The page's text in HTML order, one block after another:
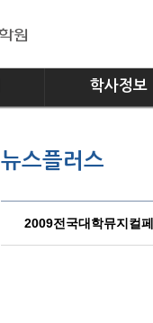
학사정보
교과과정
뉴스플러스
2009전국대학뮤지컬